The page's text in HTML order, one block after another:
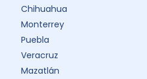
Chihuahua
Monterrey
Puebla
Veracruz
Mazatlán